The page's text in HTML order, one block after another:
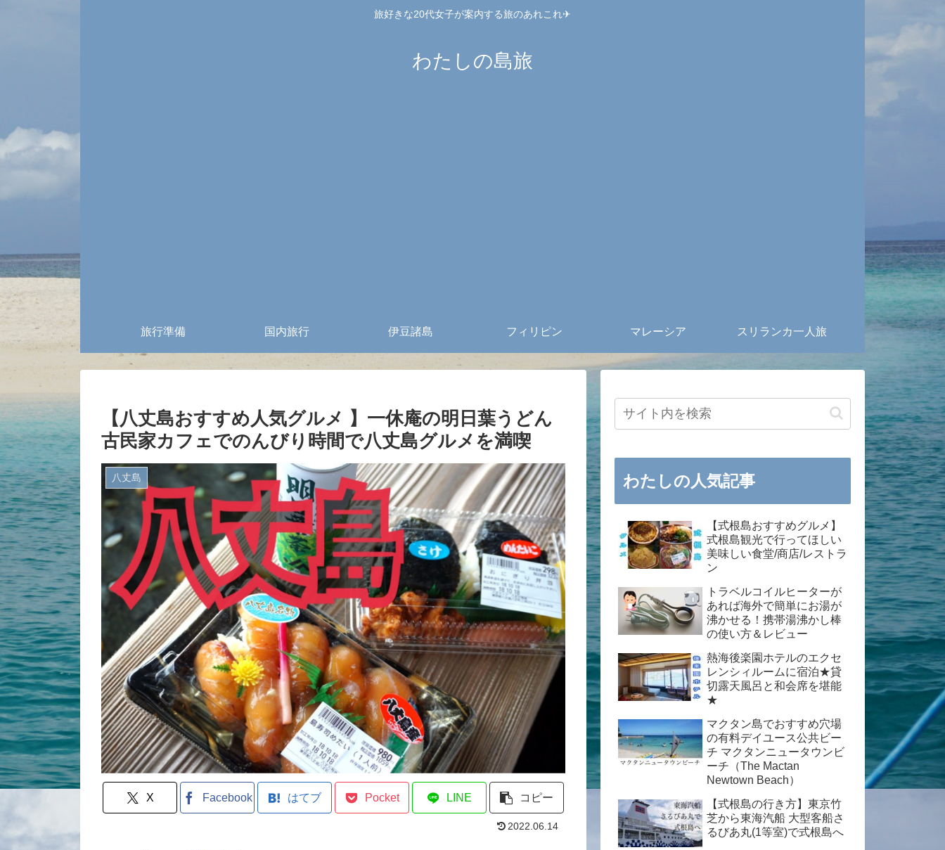
旅好きな20代女子が案内する旅のあれこれ✈︎
わたしの島旅
旅行準備 国内旅行 伊豆諸島 フィリピン マレーシア スリランカ一人旅
【八丈島おすすめ人気グルメ 】一休庵の明日葉うどん
古民家カフェでのんびり時間で八丈島グルメを満喫
八丈島
X Facebook はてブ Pocket LINE コピー
2022.06.14
わたしの人気記事
【式根島おすすめグルメ】
式根島観光で行ってほしい
美味しい食堂/商店/レストラ
ン
トラベルコイルヒーターが
あれば海外で簡単にお湯が
沸かせる！携帯湯沸かし棒
の使い方＆レビュー
熱海後楽園ホテルのエクセ
レンシィルームに宿泊★貸
切露天風呂と和会席を堪能
★
マクタン島でおすすめ穴場
の有料デイユース公共ビー
チ マクタンニュータウンビ
ーチ（The Mactan
Newtown Beach）
【式根島の行き方】東京竹
芝から東海汽船 大型客船さ
るびあ丸(1等室)で式根島へ